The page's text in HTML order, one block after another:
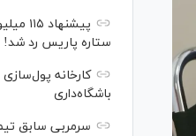
ستاره پاریس رد شد!
کارخانه
باشگاه‌داری
سرمربی سابق